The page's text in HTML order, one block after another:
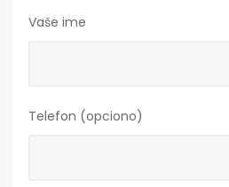
Vaše ime
Telefon (opciono)